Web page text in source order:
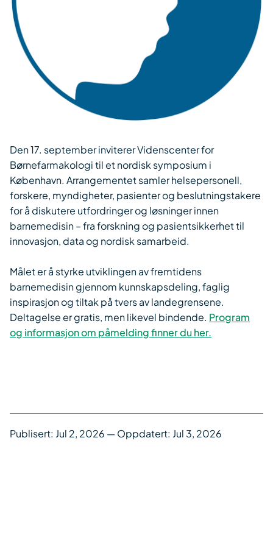
Den 17. september inviterer Videnscenter for
Børnefarmakologi til et nordisk symposium i
København. Arrangementet samler helsepersonell,
forskere, myndigheter, pasienter og beslutningstakere
for å diskutere utfordringer og løsninger innen
barnemedisin – fra forskning og pasientsikkerhet til
innovasjon, data og nordisk samarbeid.
Målet er å styrke utviklingen av fremtidens
barnemedisin gjennom kunnskapsdeling, faglig
inspirasjon og tiltak på tvers av landegrensene.
Deltagelse er gratis, men likevel bindende. Program
og informasjon om påmelding finner du her.
Publisert: Jul 2, 2026 — Oppdatert: Jul 3, 2026